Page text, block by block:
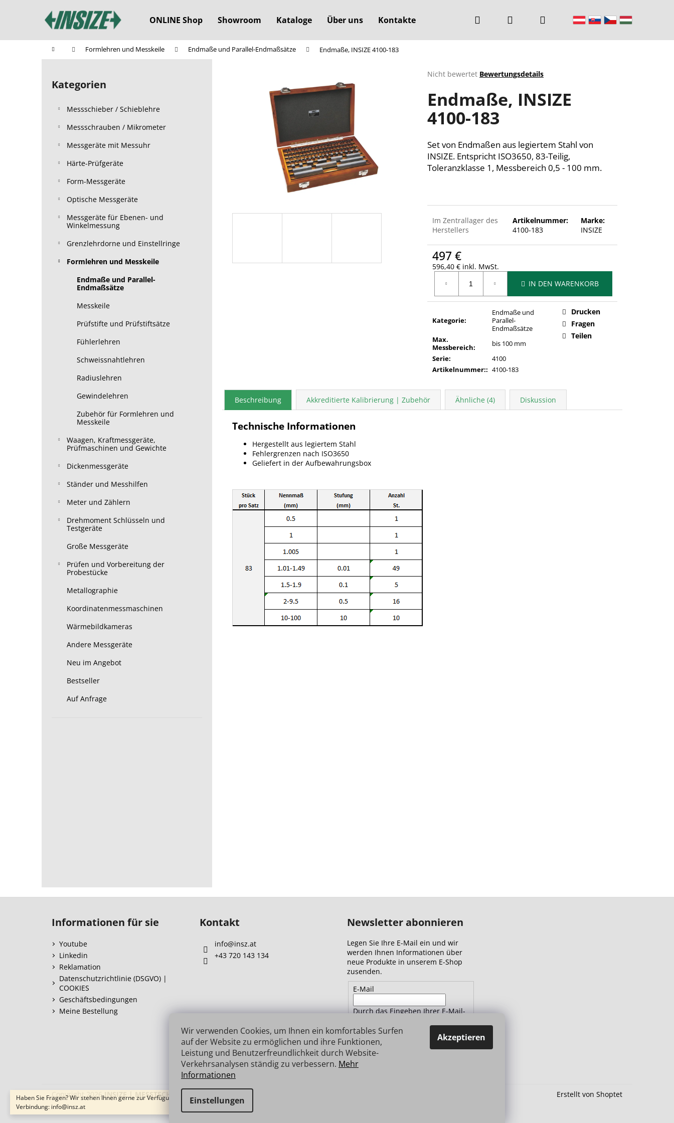
Wir verwenden Cookies, um Ihnen ein komfortables Surfen
auf der Website zu ermöglichen und ihre Funktionen,
Leistung und Benutzerfreundlichkeit durch Website-
Verkehrsanalysen ständig zu verbessern. Mehr
Informationen
Einstellungen
Akzeptieren
Haben Sie Fragen? Wir stehen Ihnen gerne zur Verfügung → schnelle
Verbindung: info@insz.at
ONLINE Shop Showroom Kataloge Über uns Kontakte Suchen Warenkorb
StartseiteFormlehren und Messkeile Endmaße und Parallel-Endmaßsätze Endmaße, INSIZE 4100-183
S
Kategorien
überspringen
Kategorien
Messschieber / Schieblehre
Messschrauben / Mikrometer
Messgeräte mit Messuhr
Härte-Prüfgeräte
Form-Messgeräte
Optische Messgeräte
Messgeräte für Ebenen- und
Winkelmessung
Grenzlehrdorne und Einstellringe
Formlehren und Messkeile
Endmaße und Parallel-
Endmaßsätze
Messkeile
Prüfstifte und Prüfstiftsätze
Fühlerlehren
Schweissnahtlehren
Radiuslehren
Gewindelehren
Zubehör für Formlehren und
Messkeile
Waagen, Kraftmessgeräte,
Prüfmaschinen und Gewichte
Dickenmessgeräte
Ständer und Messhilfen
Meter und Zählern
Drehmoment Schlüsseln und
Testgeräte
Große Messgeräte
Prüfen und Vorbereitung der
Probestücke
Metallographie
Koordinatenmessmaschinen
Wärmebildkameras
Andere Messgeräte
Neu im Angebot
Bestseller
Auf Anfrage
Die
Produktbewertung
ist
0,0
von
Sternen.
Nicht bewertet Bewertungsdetails
Endmaße, INSIZE
4100-183
Set von Endmaßen aus legiertem Stahl von
INSIZE. Entspricht ISO3650, 83-Teilig,
Toleranzklasse 1, Messbereich 0,5 - 100 mm.
Im Zentrallager des
Herstellers
Artikelnummer:
4100-183
Marke:
INSIZE
497 €
596,40 € inkl. MwSt.
IN DEN WARENKORB
Kategorie:
Endmaße und
Parallel-
Endmaßsätze
Max.
Messbereich:
bis 100 mm
Serie:
4100
Artikelnummer:: 4100-183
Drucken
Fragen
Teilen
Beschreibung Akkreditierte Kalibrierung | Zubehör Ähnliche (4) Diskussion
Technische Informationen
Hergestellt aus legiertem Stahl
Fehlergrenzen nach ISO3650
Geliefert in der Aufbewahrungsbox
e
Zurück
zum
Zurück
zum
Was suchen Sie?
SUCHEN
Wir empfehlen
Informationen für sie
Youtube
Linkedin
Reklamation
Datenschutzrichtlinie (DSGVO) |
COOKIES
Geschäftsbedingungen
Meine Bestellung
Kontakt
info@insz.at
+43 720 143 134
Newsletter abonnieren
Legen Sie Ihre E-Mail ein und wir
werden Ihnen Informationen über
neue Produkte in unserem E-Shop
zusenden.
E-Mail
Durch das Eingeben Ihrer E-Mail-
Datenschutzbestimmungen zu.
ANMELDEN
Erstellt von Shoptet
Copyright 2026 INSIZE | MESSTECHNIK